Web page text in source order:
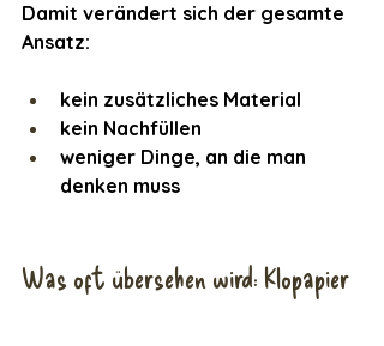
Damit verändert sich der gesamte
Ansatz:
kein zusätzliches Material
kein Nachfüllen
weniger Dinge, an die man
denken muss
Was oft übersehen wird: Klopapier